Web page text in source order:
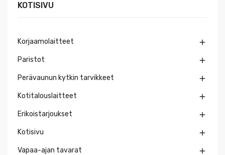
KOTISIVU
Korjaamolaitteet 
Paristot 
Perävaunun kytkin tarvikkeet 
Kotitalouslaitteet 
Erikoistarjoukset 
Kotisivu 
Vapaa-ajan tavarat 